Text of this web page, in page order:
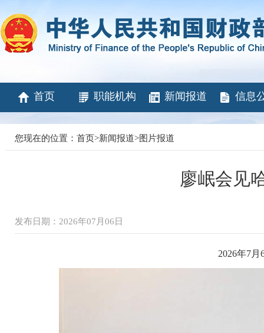
首页 职能机构 新闻报道 信息
您现在的位置： 首页>新闻报道>图片报道
廖岷会见
发布日期：2026年07月06日
2026年7